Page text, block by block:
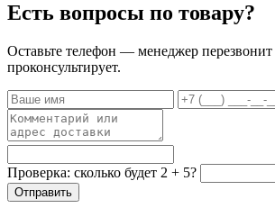
Есть вопросы по товару?
Оставьте телефон — менеджер перезвонит
проконсультирует.
Проверка: сколько будет 2 + 5?
Отправить